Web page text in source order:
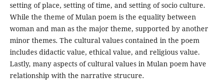
setting of place, setting of time, and setting of socio culture.
While the theme of Mulan poem is the equality between
woman and man as the major theme, supported by another
minor themes. The cultural values contained in the poem
includes didactic value, ethical value, and religious value.
Lastly, many aspects of cultural values in Mulan poem have
relationship with the narrative strucure.